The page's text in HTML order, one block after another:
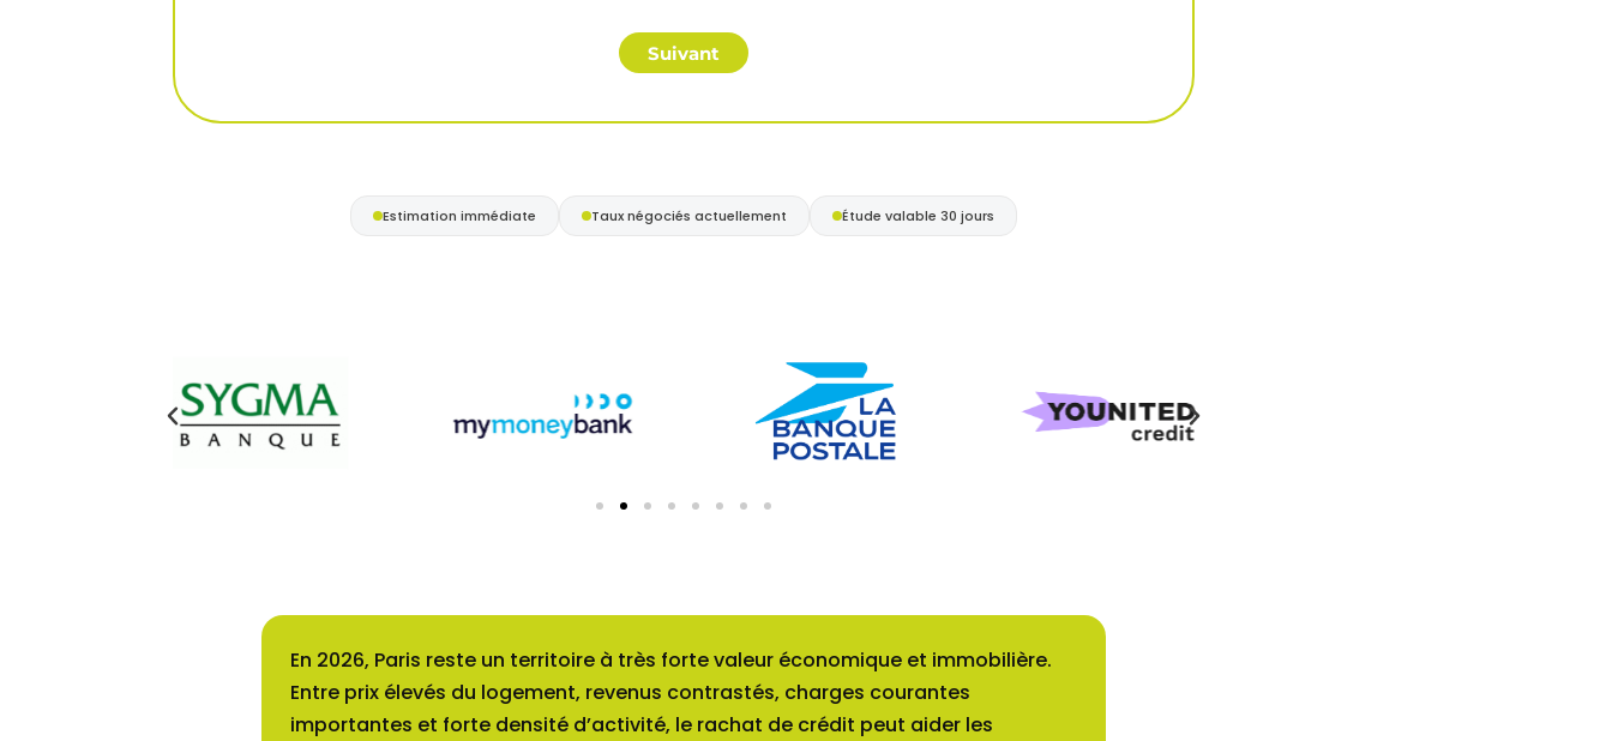
Suivant
Estimation immédiate Taux négociés actuellement Étude valable 30 jours
En 2026, Paris reste un territoire à très forte valeur économique et immobilière.
Entre prix élevés du logement, revenus contrastés, charges courantes
importantes et forte densité d’activité, le rachat de crédit peut aider les